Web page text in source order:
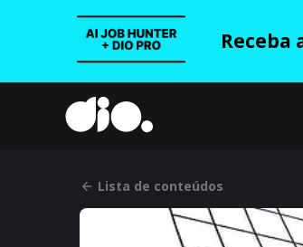
Receba
Lista de conteúdos